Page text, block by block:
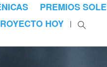
PREMIOS
HOY